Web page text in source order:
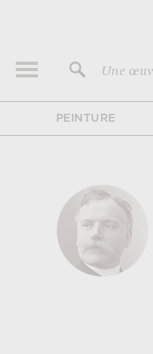
Une
PEINTURE